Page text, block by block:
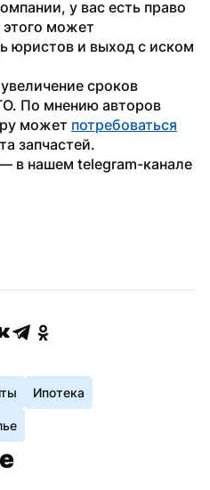
у вас есть право
может
юристов и выход с иском
сроков
По мнению авторов
может потребоваться
запчастей.
Ипотека